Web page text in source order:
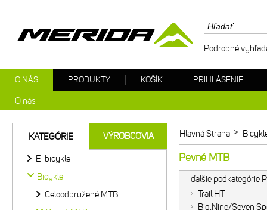
Hlavná Strana >
Pevné MTB
ďalšie podkategórie
Trail HT
Big.Nine/Seven
KATEGÓRIE VÝROBCOVIA
E-bicykle
Bicykle
Celoodpružené MTB
Podrobné
O NÁS
O nás
PRODUKTY KOŠÍK PRIHLÁSENIE